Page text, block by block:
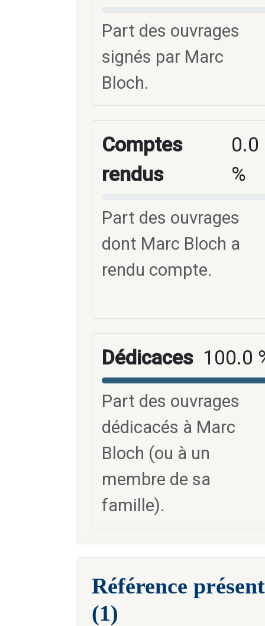
Part des ouvrages
signés par Marc
Bloch.
Comptes
rendus
0.0
%
Part des ouvrages
dont Marc Bloch a
rendu compte.
Dédicaces 100.0
Part des ouvrages
dédicacés à Marc
Bloch (ou à un
membre de sa
famille).
Référence
(1)